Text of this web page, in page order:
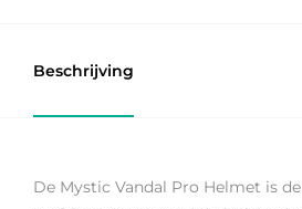
Beschrijving
De Mystic Vandal Pro Helmet is